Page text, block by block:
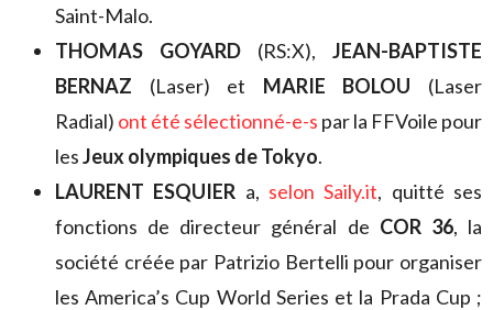
Saint-Malo.
THOMAS GOYARD (RS:X), JEAN-BAPTISTE
BERNAZ (Laser) et MARIE BOLOU (Laser
Radial) ont été sélectionné-e-s par la FFVoile pour
lesJeux olympiques de Tokyo.
LAURENT ESQUIER a, selon Saily.it, quitté ses
fonctions de directeur général de COR 36, la
société créée par Patrizio Bertelli pour organiser
les America’s Cup World Series et la Prada Cup ;